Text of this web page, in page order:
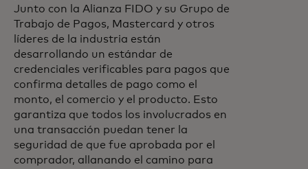
Junto con la Alianza FIDO y su Grupo de
Trabajo de Pagos, Mastercard y otros
líderes de la industria están
desarrollando un estándar de
credenciales verificables para pagos que
confirma detalles de pago como el
monto, el comercio y el producto. Esto
garantiza que todos los involucrados en
una transacción puedan tener la
seguridad de que fue aprobada por el
comprador, allanando el camino para